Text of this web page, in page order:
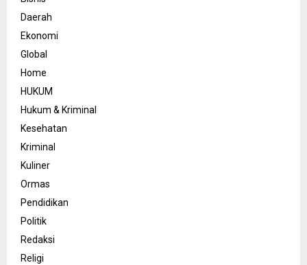
Daerah
Ekonomi
Global
Home
HUKUM
Hukum & Kriminal
Kesehatan
Kriminal
Kuliner
Ormas
Pendidikan
Politik
Redaksi
Religi